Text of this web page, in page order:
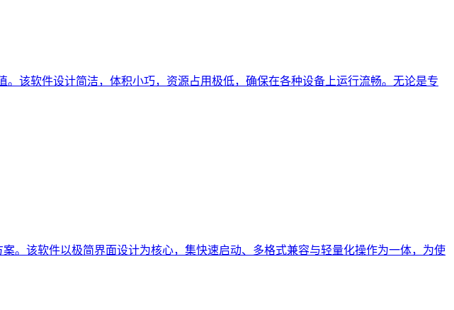
该软件设计简洁，体积小巧，资源占用极低，确保在各种设备上运行流畅。无论是专
。该软件以极简界面设计为核心，集快速启动、多格式兼容与轻量化操作为一体，为使